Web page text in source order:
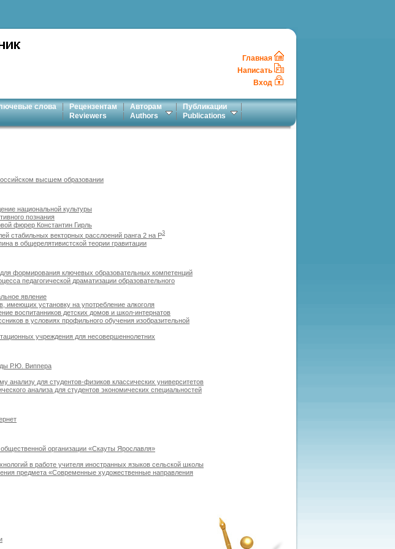
Главная
Написать
Вход
слова
Рецензентам
Reviewers
Авторам
Authors
Публикации
Publications
высшем образовании
национальной культуры
познания
фюрер Константин Гирль
стабильных векторных расслоений ранга 2 на Р3
в общерелятивистской теории гравитации
формирования ключевых образовательных компетенций
педагогической драматизации образовательного
явление
имеющих установку на употребление алкоголя
воспитанников детских домов и школ-интернатов
в условиях профильного обучения изобразительной
учреждения для несовершеннолетних
Р.Ю. Виппера
анализу для студентов-физиков классических университетов
анализа для студентов экономических специальностей
организации «Скауты Ярославля»
в работе учителя иностранных языков сельской школы
предмета «Современные художественные направления